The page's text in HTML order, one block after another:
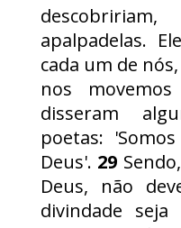
apalpadelas.
cada um de nós,
nos
disseram
poetas:
Deus'. 29
Deus, não
divindade